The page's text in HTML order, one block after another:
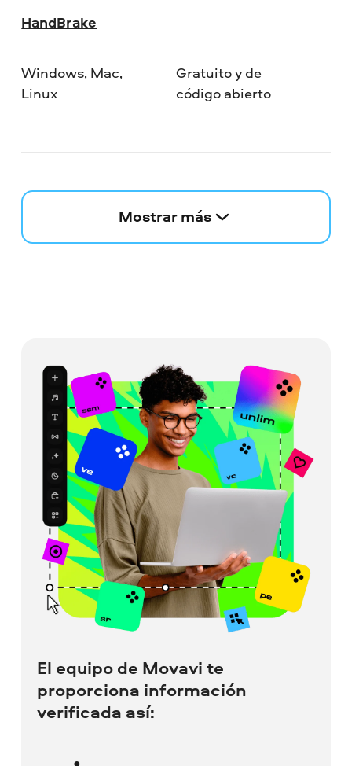
HandBrake
Windows, Mac,
Linux
Gratuito y de
código abierto
Mostrar más
El equipo de Movavi te
proporciona información
verificada así: